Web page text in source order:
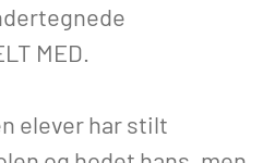
MED.
elever har stilt